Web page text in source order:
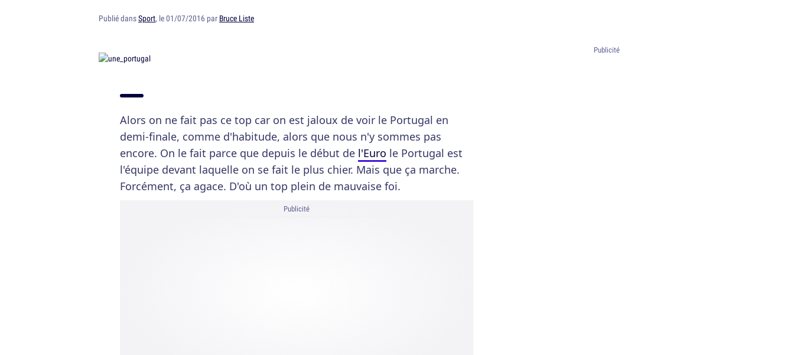
Publié dansSport, le 01/07/2016 par Bruce Liste
Alors on ne fait pas ce top car on est jaloux de voir le Portugal en
demi-finale, comme d'habitude, alors que nous n'y sommes pas
encore. On le fait parce que depuis le début de l'Euro le Portugal est
l'équipe devant laquelle on se fait le plus chier. Mais que ça marche.
Forcément, ça agace. D'où un top plein de mauvaise foi.
Publicité